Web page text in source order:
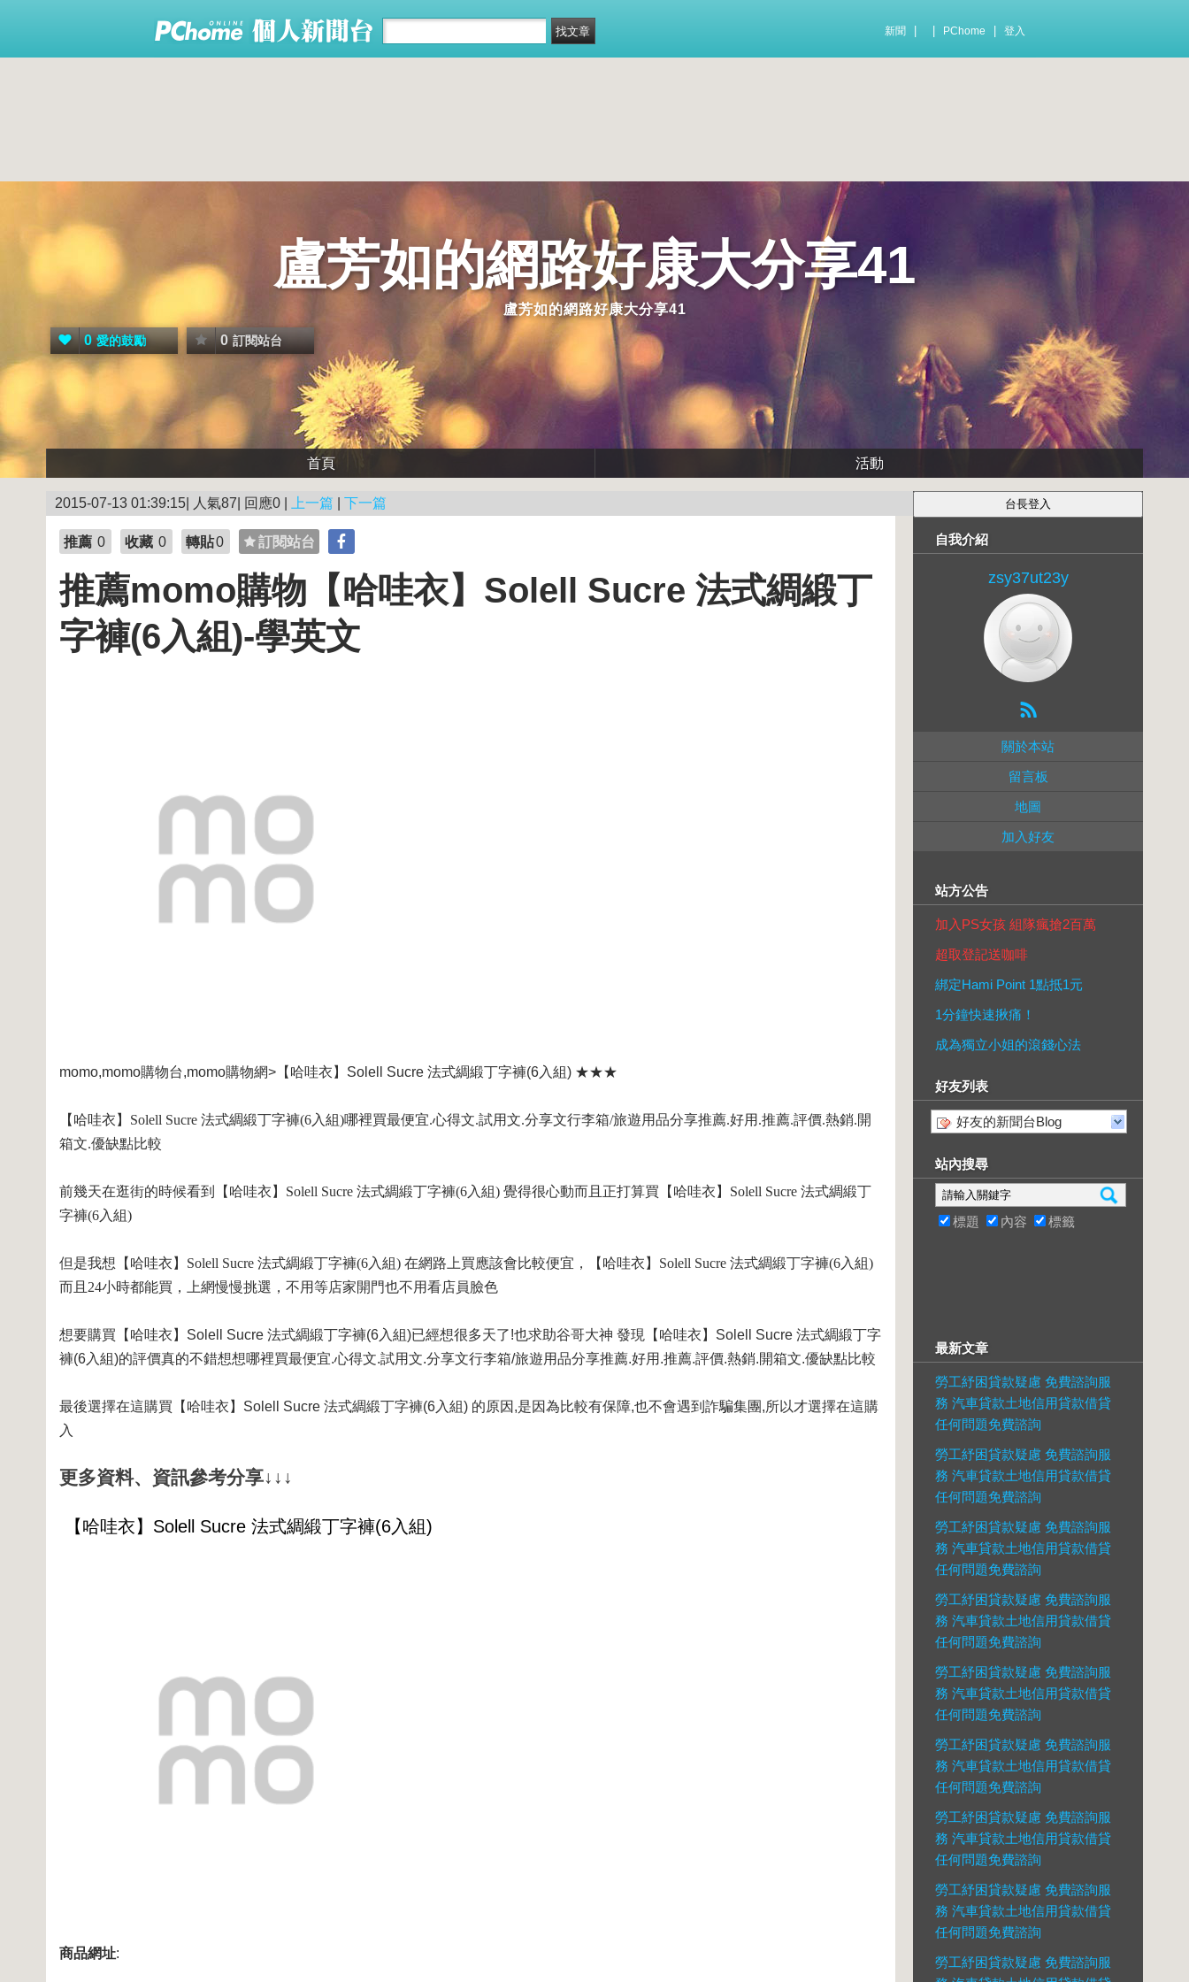
新聞 PChome 登入
盧芳如的網路好康大分享41
盧芳如的網路好康大分享41
0 愛的鼓勵 0 訂閱站台
首頁 活動
2015-07-13 01:39:15| 人氣87| 回應0 | 上一篇 下一篇
推薦 0 收藏 0 轉貼0 訂閱站台
推薦momo購物【哈哇衣】Solell Sucre 法式綢緞丁
字褲(6入組)-學英文
momo,momo購物台,momo購物網>【哈哇衣】Solell Sucre 法式綢緞丁字褲(6入組) ★★★
【哈哇衣】Solell Sucre 法式綢緞丁字褲(6入組)哪裡買最便宜.心得文.試用文.分享文行李箱/旅遊用品分享推薦.好用.推薦.評價.熱銷.開
箱文.優缺點比較
前幾天在逛街的時候看到【哈哇衣】Solell Sucre 法式綢緞丁字褲(6入組) 覺得很心動而且正打算買【哈哇衣】Solell Sucre 法式綢緞丁
字褲(6入組)
但是我想【哈哇衣】Solell Sucre 法式綢緞丁字褲(6入組) 在網路上買應該會比較便宜，【哈哇衣】Solell Sucre 法式綢緞丁字褲(6入組)
而且24小時都能買，上網慢慢挑選，不用等店家開門也不用看店員臉色
想要購買【哈哇衣】Solell Sucre 法式綢緞丁字褲(6入組)已經想很多天了!也求助谷哥大神 發現【哈哇衣】Solell Sucre 法式綢緞丁字
褲(6入組)的評價真的不錯想想哪裡買最便宜.心得文.試用文.分享文行李箱/旅遊用品分享推薦.好用.推薦.評價.熱銷.開箱文.優缺點比較
最後選擇在這購買【哈哇衣】Solell Sucre 法式綢緞丁字褲(6入組) 的原因,是因為比較有保障,也不會遇到詐騙集團,所以才選擇在這購
入
更多資料、資訊參考分享↓↓↓
商品網址:
自我介紹
zsy37ut23y
關於本站
留言板
地圖
加入好友
站方公告
加入PS女孩 組隊瘋搶2百萬
超取登記送咖啡
綁定Hami Point 1點抵1元
1分鐘快速揪痛！
成為獨立小姐的滾錢心法
好友列表
好友的新聞台Blog
站內搜尋
標題 內容 標籤
最新文章
勞工紓困貸款疑慮 免費諮詢服
務 汽車貸款土地信用貸款借貸
任何問題免費諮詢
勞工紓困貸款疑慮 免費諮詢服
務 汽車貸款土地信用貸款借貸
任何問題免費諮詢
勞工紓困貸款疑慮 免費諮詢服
務 汽車貸款土地信用貸款借貸
任何問題免費諮詢
勞工紓困貸款疑慮 免費諮詢服
務 汽車貸款土地信用貸款借貸
任何問題免費諮詢
勞工紓困貸款疑慮 免費諮詢服
務 汽車貸款土地信用貸款借貸
任何問題免費諮詢
勞工紓困貸款疑慮 免費諮詢服
務 汽車貸款土地信用貸款借貸
任何問題免費諮詢
勞工紓困貸款疑慮 免費諮詢服
務 汽車貸款土地信用貸款借貸
任何問題免費諮詢
勞工紓困貸款疑慮 免費諮詢服
務 汽車貸款土地信用貸款借貸
任何問題免費諮詢
勞工紓困貸款疑慮 免費諮詢服